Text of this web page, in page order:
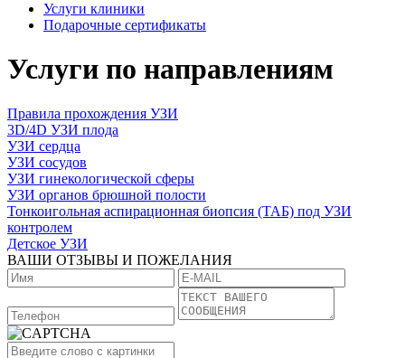
Услуги клиники
Подарочные сертификаты
Услуги по направлениям
Правила прохождения УЗИ
3D/4D УЗИ плода
УЗИ сердца
УЗИ сосудов
УЗИ гинекологической сферы
УЗИ органов брюшной полости
Тонкоигольная аспирационная биопсия (ТАБ) под УЗИ
контролем
Детское УЗИ
ВАШИ ОТЗЫВЫ И ПОЖЕЛАНИЯ